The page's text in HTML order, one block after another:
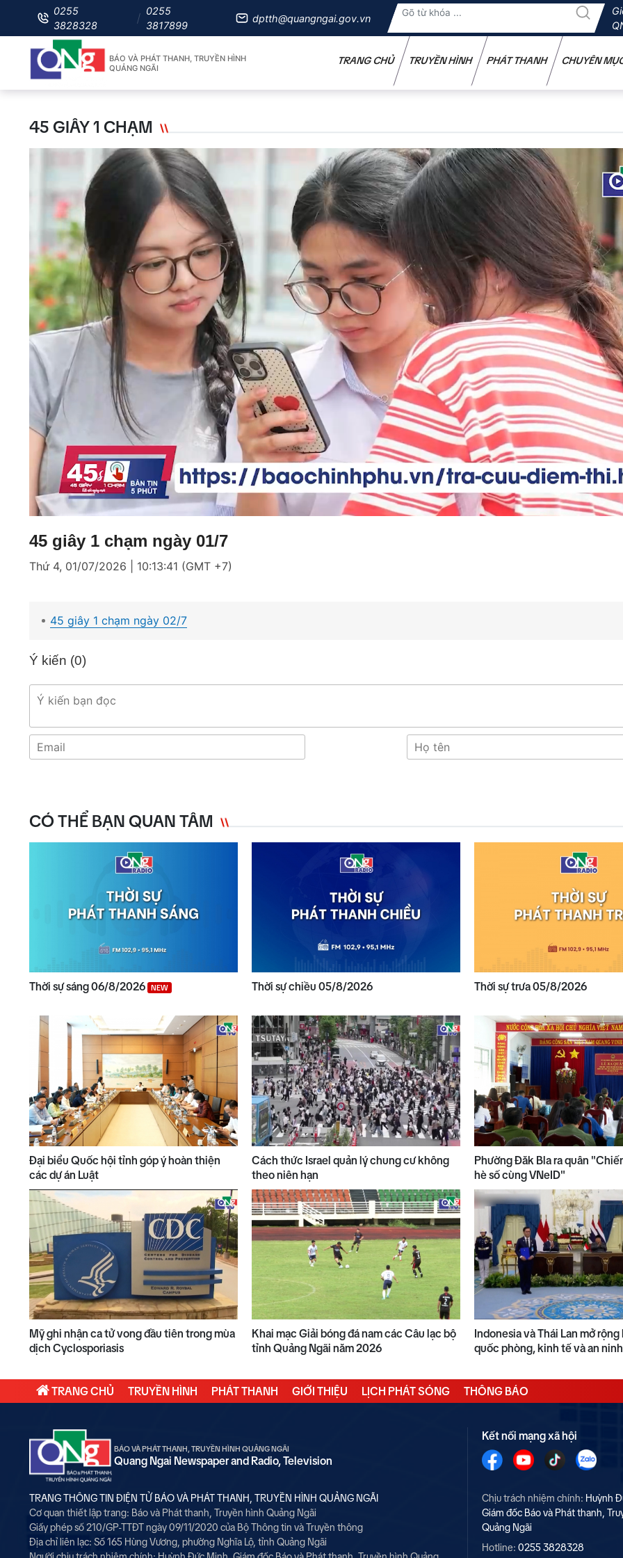
0255
3828328
0255
3817899
dptth@quangngai.gov.vn
BÁO VÀ PHÁT THANH, TRUYỀN HÌNH
QUẢNG NGÃI
TRANG CHỦ TRUYỀN HÌNH PHÁT THANH CHUYÊN
45 GIÂY 1 CHẠM
Mute Loaded:
11.25%
45 giây 1 chạm ngày 01/7
Thứ 4, 01/07/2026 | 10:13:41 (GMT +7)
45 giây 1 chạm ngày 02/7
Ý kiến (0)
CÓ THỂ BẠN QUAN TÂM
Thời sự sáng 06/8/2026 NEW Thời sự chiều 05/8/2026 Thời sự trưa 05/8/2026
Đại biểu Quốc hội tỉnh góp ý hoàn thiện
các dự án Luật
Cách thức Israel quản lý chung cư không
theo niên hạn
Phường Đăk Bla ra quân
hè số cùng VNeID"
Mỹ ghi nhận ca tử vong đầu tiên trong mùa
dịch Cyclosporiasis
Khai mạc Giải bóng đá nam các Câu lạc bộ
tỉnh Quảng Ngãi năm 2026
Indonesia và Thái Lan mở
quốc phòng, kinh tế và an ninh
TRANG CHỦ TRUYỀN HÌNH PHÁT THANH GIỚI THIỆU LỊCH PHÁT SÓNG THÔNG BÁO
BÁO VÀ PHÁT THANH, TRUYỀN HÌNH QUẢNG NGÃI
Quang Ngai Newspaper and Radio, Television
TRANG THÔNG TIN ĐIỆN TỬ BÁO VÀ PHÁT THANH, TRUYỀN HÌNH QUẢNG NGÃI
Cơ quan thiết lập trang: Báo và Phát thanh, Truyền hình Quảng Ngãi
Giấy phép số 210/GP-TTĐT ngày 09/11/2020 của Bộ Thông tin và Truyền thông
Địa chỉ liên lạc: Số 165 Hùng Vương, phường Nghĩa Lộ, tỉnh Quảng Ngãi
Kết nối mạng xã hội
Chịu trách nhiệm chính: Huỳnh
Giám đốc Báo và Phát thanh,
Quảng Ngãi
Hotline: 0255 3828328